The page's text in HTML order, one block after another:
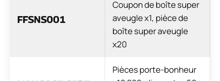
FFSNS001
Coupon de boîte super
aveugle x1, pièce de
boîte super aveugle
x20
Pièces porte-bonheur